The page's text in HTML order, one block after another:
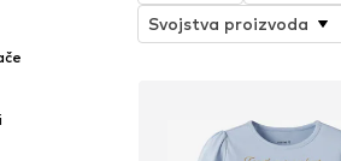
Svojstva proizvoda